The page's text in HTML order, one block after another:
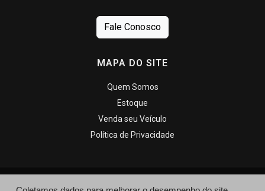
Fale Conosco
MAPA DO SITE
Quem Somos
Estoque
Venda seu Veículo
Política de Privacidade